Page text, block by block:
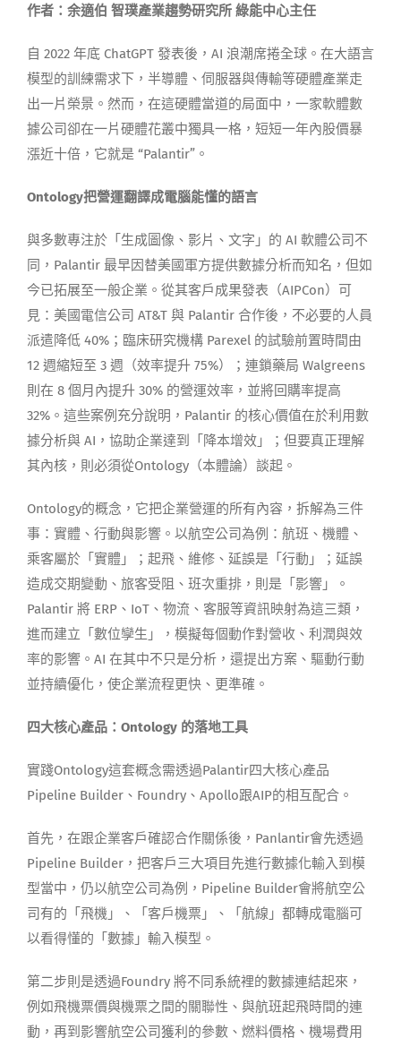
作者：余適伯 智璞產業趨勢研究所 綠能中心主任
自 2022 年底 ChatGPT 發表後，AI 浪潮席捲全球。在大語言
模型的訓練需求下，半導體、伺服器與傳輸等硬體產業走
出一片榮景。然而，在這硬體當道的局面中，一家軟體數
據公司卻在一片硬體花叢中獨具一格，短短一年內股價暴
漲近十倍，它就是 “Palantir”。
Ontology把營運翻譯成電腦能懂的語言
與多數專注於「生成圖像、影片、文字」的 AI 軟體公司不
同，Palantir 最早因替美國軍方提供數據分析而知名，但如
今已拓展至一般企業。從其客戶成果發表（AIPCon）可
見：美國電信公司 AT&T 與 Palantir 合作後，不必要的人員
派遣降低 40%；臨床研究機構 Parexel 的試驗前置時間由
12 週縮短至 3 週（效率提升 75%）；連鎖藥局 Walgreens
則在 8 個月內提升 30% 的營運效率，並將回購率提高
32%。這些案例充分說明，Palantir 的核心價值在於利用數
據分析與 AI，協助企業達到「降本增效」；但要真正理解
其內核，則必須從Ontology（本體論）談起。
Ontology的概念，它把企業營運的所有內容，拆解為三件
事：實體、行動與影響。以航空公司為例：航班、機體、
乘客屬於「實體」；起飛、維修、延誤是「行動」；延誤
造成交期變動、旅客受阻、班次重排，則是「影響」。
Palantir 將 ERP、IoT、物流、客服等資訊映射為這三類，
進而建立「數位孿生」，模擬每個動作對營收、利潤與效
率的影響。AI 在其中不只是分析，還提出方案、驅動行動
並持續優化，使企業流程更快、更準確。
四大核心產品：Ontology 的落地工具
實踐Ontology這套概念需透過Palantir四大核心產品
Pipeline Builder、Foundry、Apollo跟AIP的相互配合。
首先，在跟企業客戶確認合作關係後，Panlantir會先透過
Pipeline Builder，把客戶三大項目先進行數據化輸入到模
型當中，仍以航空公司為例，Pipeline Builder會將航空公
司有的「飛機」、「客戶機票」、「航線」都轉成電腦可
以看得懂的「數據」輸入模型。
第二步則是透過Foundry 將不同系統裡的數據連結起來，
例如飛機票價與機票之間的關聯性、與航班起飛時間的連
動，再到影響航空公司獲利的參數、燃料價格、機場費用